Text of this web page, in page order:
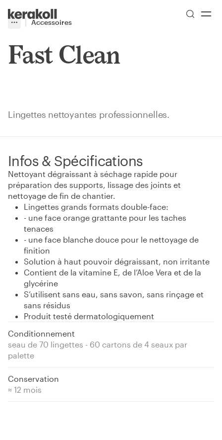
Go to Homepage
More
Toggle menu
Accessoires
Fast Clean
Lingettes nettoyantes professionnelles.
Infos & Spécifications
Nettoyant dégraissant à séchage rapide pour
préparation des supports, lissage des joints et
nettoyage de fin de chantier.
Lingettes grands formats double-face:
- une face orange grattante pour les taches
tenaces
- une face blanche douce pour le nettoyage de
finition
Solution à haut pouvoir dégraissant, non irritante
Contient de la vitamine E, de l’Aloe Vera et de la
glycérine
S’utilisent sans eau, sans savon, sans rinçage et
sans résidus
Produit testé dermatologiquement
Conditionnement
seau de 70 lingettes - 60 cartons de 4 seaux par
palette
Conservation
≈ 12 mois